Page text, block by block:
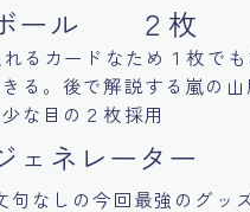
ール ２枚
れるカードなため１枚で
る。後で解説する嵐の
な目の２枚採用
ェネレーター
しの今回最強のグッズ